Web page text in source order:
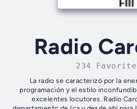
Radio
234
La radio se caracterizó por la
programación y el estilo
excelentes locutores. Radio